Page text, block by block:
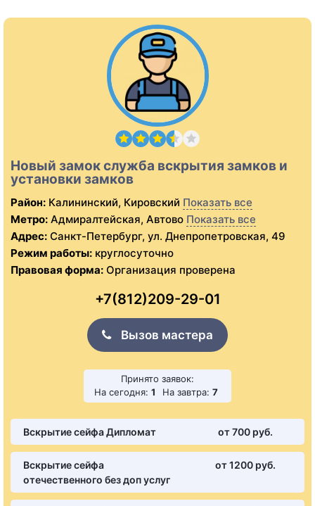
Новый замок служба вскрытия замков и
установки замков
Район: Калининский, Кировский Показать все
Метро: Адмиралтейская, Автово Показать все
Адрес: Санкт-Петербург, ул. Днепропетровская, 49
Режим работы: круглосуточно
Правовая форма: Организация проверена
+7(812)209-29-01
Вызов мастера
Принято заявок:
На сегодня: 1 На завтра: 7
Вскрытие сейфа Дипломат от 700 pуб.
Вскрытие сейфа
отечественного без доп услуг
от 1200 pуб.